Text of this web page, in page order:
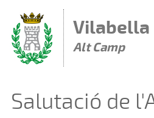
Vilabella
Alt Camp
Salutació de